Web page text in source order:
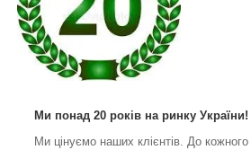
Ми понад 20 років на ринку України!
Ми цінуємо наших клієнтів. До